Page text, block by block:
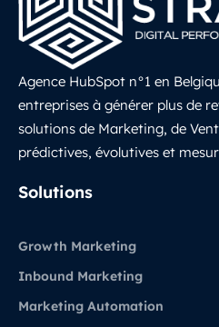
Agence HubSpot n°1 en
entreprises à générer plus de
solutions de Marketing, de
prédictives, évolutives et
Solutions
Growth Marketing
Inbound Marketing
Marketing Automation